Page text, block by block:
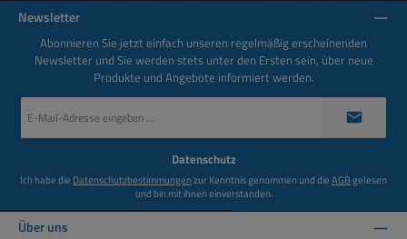
Newsletter
Abonnieren Sie jetzt einfach unseren regelmäßig erscheinenden
Newsletter und Sie werden stets unter den Ersten sein, über neue
Produkte und Angebote informiert werden.
Mail-
Datenschutz
Ich habe die Datenschutzbestimmungenzur Kenntnis genommen und dieAGBgelesen
und bin mit ihnen einverstanden.
Über uns